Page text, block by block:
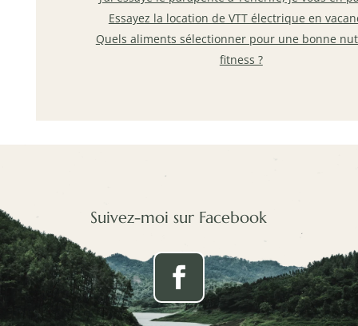
Essayez la location de VTT électrique en
Quels aliments sélectionner pour une bonne
fitness ?
Suivez-moi sur Facebook